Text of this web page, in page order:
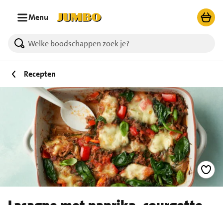
Menu
Recepten